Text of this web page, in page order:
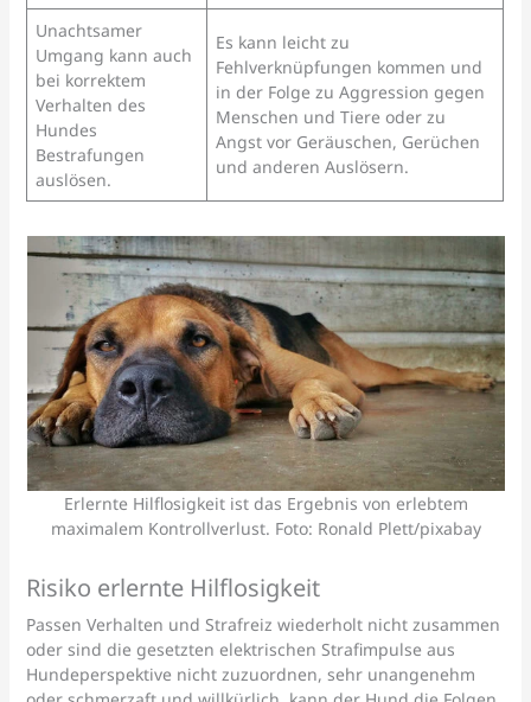
Unachtsamer
Umgang kann auch
bei korrektem
Verhalten des
Hundes
Bestrafungen
auslösen.
Es kann leicht zu
Fehlverknüpfungen kommen und
in der Folge zu Aggression gegen
Menschen und Tiere oder zu
Angst vor Geräuschen, Gerüchen
und anderen Auslösern.
Erlernte Hilflosigkeit ist das Ergebnis von erlebtem
maximalem Kontrollverlust. Foto: Ronald Plett/pixabay
Risiko erlernte Hilflosigkeit
Passen Verhalten und Strafreiz wiederholt nicht zusammen
oder sind die gesetzten elektrischen Strafimpulse aus
Hundeperspektive nicht zuzuordnen, sehr unangenehm